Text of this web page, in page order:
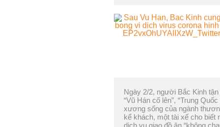
Ngày 2/2, người Bắc Kinh
“Vũ Hán cố lên”, “Trung
xương sống của ngành
kể khách, một tài xế cho biết
dịch vụ giao đồ ăn “không